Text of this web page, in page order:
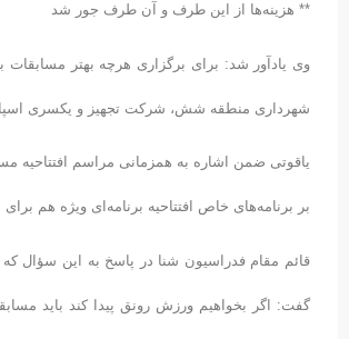
** هزینه‌ها از این طرف و آن طرف جور شد
وی یادآور شد: برای برگزاری هرچه بهتر
شهرداری منطقه شش، شرکت تجهیز و یکسری
یاقوتی ضمن اشاره به همزمانی مراسم افتتاحیه
بر برنامه‌های خاص افتتاحیه برنامه‌ای ویژه هم
قائم مقام فدراسیون شنا در پاسخ به این سؤال که
گفت: اگر بخواهیم ورزش رونق پیدا کند باید